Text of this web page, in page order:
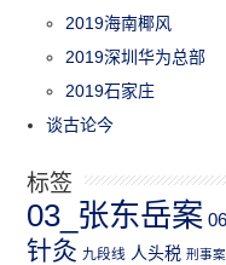
2019海南椰风
2019深圳华为总部
2019石家庄
谈古论今
标签
03_张东岳案
针灸 九段线 人头税 刑事